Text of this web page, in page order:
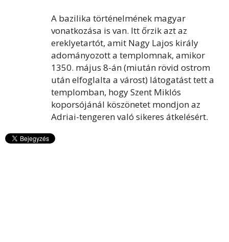
A bazilika történelmének magyar
vonatkozása is van. Itt őrzik azt az
ereklyetartót, amit Nagy Lajos király
adományozott a templomnak, amikor
1350. május 8-án (miután rövid ostrom
után elfoglalta a várost) látogatást tett a
templomban, hogy Szent Miklós
koporsójánál köszönetet mondjon az
Adriai-tengeren való sikeres átkelésért.